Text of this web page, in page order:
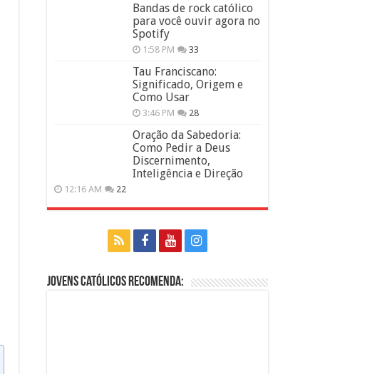
Bandas de rock católico
para você ouvir agora no
Spotify
1:58 PM 33
Tau Franciscano:
Significado, Origem e
Como Usar
3:46 PM 28
Oração da Sabedoria:
Como Pedir a Deus
Discernimento,
Inteligência e Direção
12:16 AM 22
Jovens Católicos Recomenda: